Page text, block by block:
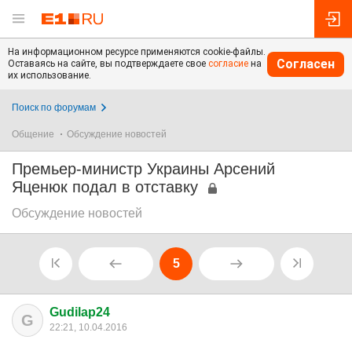
На информационном ресурсе применяются cookie-файлы.
Оставаясь на сайте, вы подтверждаете свое согласие на
их использование.
Согласен
Поиск по форумам
Общение Обсуждение новостей
Премьер-министр Украины Арсений
Яценюк подал в отставку
Обсуждение новостей
5
G Gudilap24
22:21, 10.04.2016